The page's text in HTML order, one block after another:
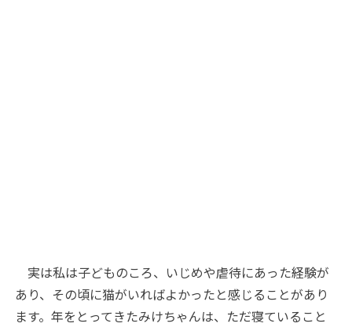
実は私は子どものころ、いじめや虐待にあった経験が
あり、その頃に猫がいればよかったと感じることがあり
ます。年をとってきたみけちゃんは、ただ寝ていること